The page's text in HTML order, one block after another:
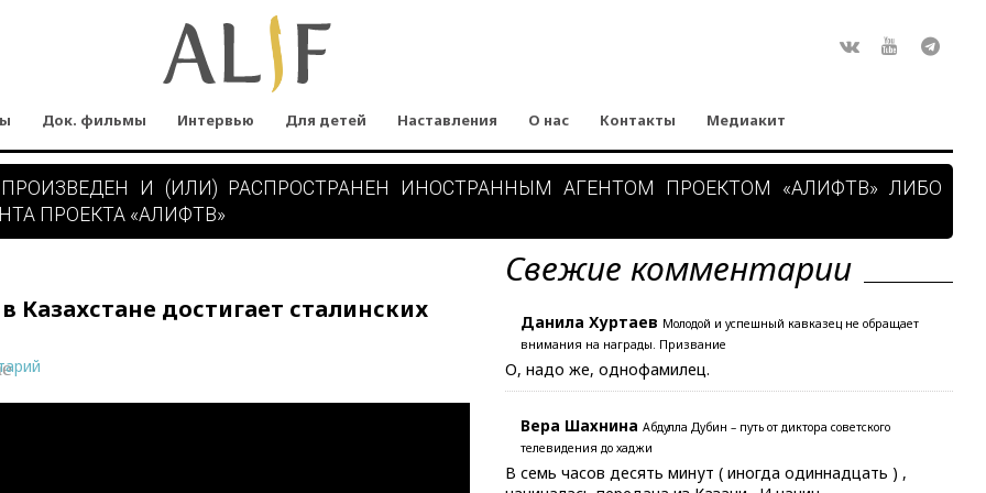
Док. фильмы Интервью Для детей Наставления О нас Контакты Медиакит
И (ИЛИ) РАСПРОСТРАНЕН ИНОСТРАННЫМ АГЕНТОМ ПРОЕКТОМ «АЛИФТВ» ЛИБО
ПРОЕКТА «АЛИФТВ»
Казахстане достигает сталинских
Свежие комментарии
Данила Хуртаев Молодой и успешный кавказец не обращает
внимания на награды. Призвание
О, надо же, однофамилец.
Вера Шахнина Абдулла Дубин – путь от диктора советского
телевидения до хаджи
В семь часов десять минут ( иногда одиннадцать ) ,